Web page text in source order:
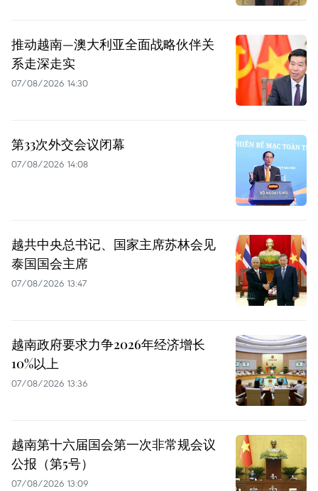
推动越南—澳大利亚全面战略伙伴关
系走深走实
07/08/2026 14:30
第33次外交会议闭幕
07/08/2026 14:08
越共中央总书记、国家主席苏林会见
泰国国会主席
07/08/2026 13:47
越南政府要求力争2026年经济增长
10%以上
07/08/2026 13:36
越南第十六届国会第一次非常规会议
公报（第5号）
07/08/2026 13:09